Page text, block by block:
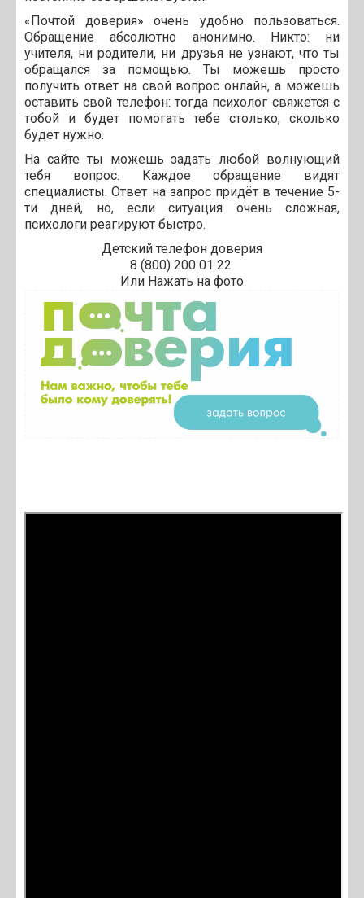
«Почтой доверия» очень удобно пользоваться.
Обращение абсолютно анонимно. Никто: ни
учителя, ни родители, ни друзья не узнают, что ты
обращался за помощью. Ты можешь просто
получить ответ на свой вопрос онлайн, а можешь
оставить свой телефон: тогда психолог свяжется с
тобой и будет помогать тебе столько, сколько
будет нужно.
На сайте ты можешь задать любой волнующий
тебя вопрос. Каждое обращение видят
специалисты. Ответ на запрос придёт в течение 5-
ти дней, но, если ситуация очень сложная,
психологи реагируют быстро.
Детский телефон доверия
8 (800) 200 01 22
Или Нажать на фото